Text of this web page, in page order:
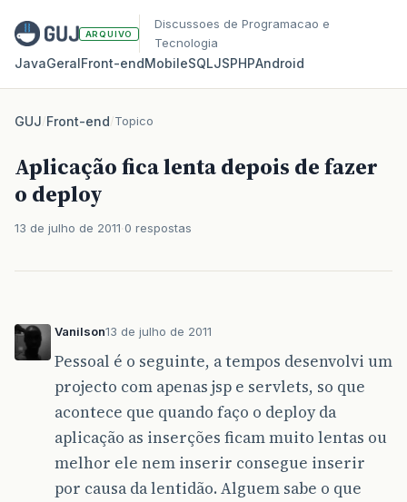
ARQUIVO
Discussoes de Programacao e
Tecnologia
JavaGeralFront‑endMobileSQLJSPHPAndroid
GUJ/Front-end/Topico
Aplicação fica lenta depois de fazer
o deploy
13 de julho de 2011 0 respostas
Vanilson13 de julho de 2011
Pessoal é o seguinte, a tempos desenvolvi um
projecto com apenas jsp e servlets, so que
acontece que quando faço o deploy da
aplicação as inserções ficam muito lentas ou
melhor ele nem inserir consegue inserir
por causa da lentidão. Alguem sabe o que